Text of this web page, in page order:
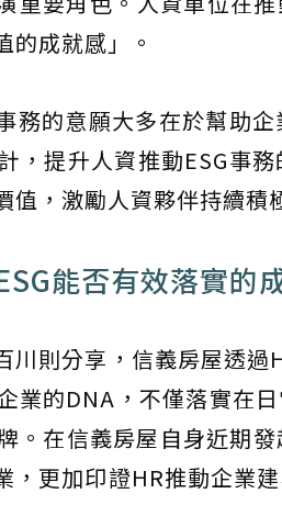
的成就感」。
務的意願大多在於幫助企
，提升人資推動ESG事
，激勵人資夥伴持續積
能否有效落實的
川則分享，信義房屋透
業的DNA，不僅落實在
。在信義房屋自身近期
，更加印證HR推動企業